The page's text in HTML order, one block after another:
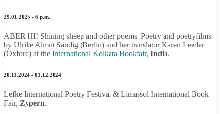
29.01.2025 - 6 p.m.
ABER HI! Shining sheep and other poems. Poetry and poetryfilms
by Ulrike Almut Sandig (Berlin) and her translator Karen Leeder
(Oxford) at the International Kolkata Bookfair, India.
20.11.2024 - 01.12.2024
Lefke International Poetry Festival & Limassol International Book
Fair, Zypern.